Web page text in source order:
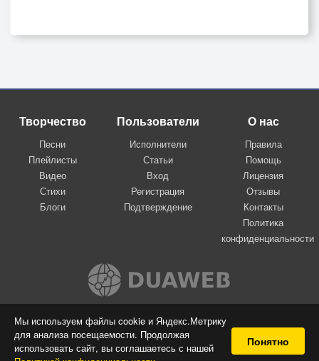
Мы используем файлы cookie и Яндекс.Метрику
для анализа посещаемости. Продолжая
использовать сайт, вы соглашаетесь с нашей
Понятно
Творчество
Песни
Плейлисты
Видео
Стихи
Блоги
Пользователи
Исполнители
Статьи
Вход
Регистрация
Подтверждение
О нас
Правила
Помощь
Лицензия
Отзывы
Контакты
Политика
конфиденциальности
Вконтакте
© 2009-2026 Я-пою
Музыкальный сайт самовыражения